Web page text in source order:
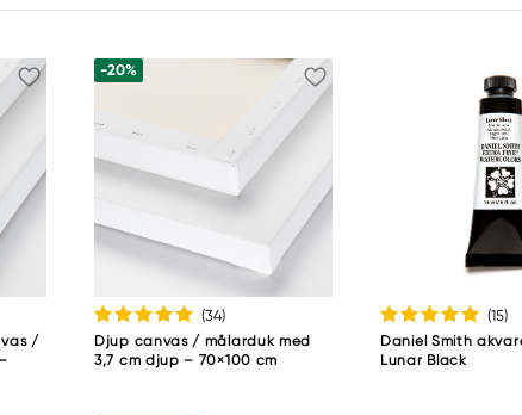
ku
/
-20%
(34)
Djup canvas / målarduk med
3,7 cm djup – 70×100 cm
(15)
Daniel Smith
Lunar Black